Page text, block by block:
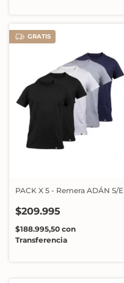
GRATIS
PACK X 5 - Remera ADÁN S/E
$209.995
$188.995,50 con
Transferencia